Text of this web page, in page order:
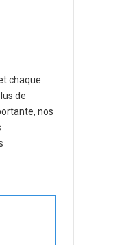
chaque
de
nos